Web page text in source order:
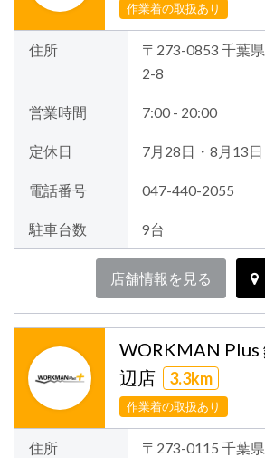
作業着の取扱あり
住所
〒273-0853 千葉
2-8
営業時間 7:00 - 20:00
定休日 7月28日・8月13
電話番号 047-440-2055
駐車台数 9台
店舗情報を見る
WORKMAN Plus
辺店
3.3km
作業着の取扱あり
住所
〒273-0115 千葉